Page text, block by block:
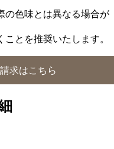
の色味とは異なる場合が
とを推奨いたします。
求はこちら